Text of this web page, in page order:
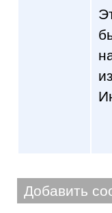
Добавить